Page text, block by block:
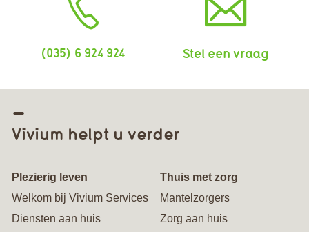
(035) 6 924 924 Stel een vraag
Vivium helpt u verder
Plezierig leven
Welkom bij Vivium Services
Diensten aan huis
Thuis met zorg
Mantelzorgers
Zorg aan huis